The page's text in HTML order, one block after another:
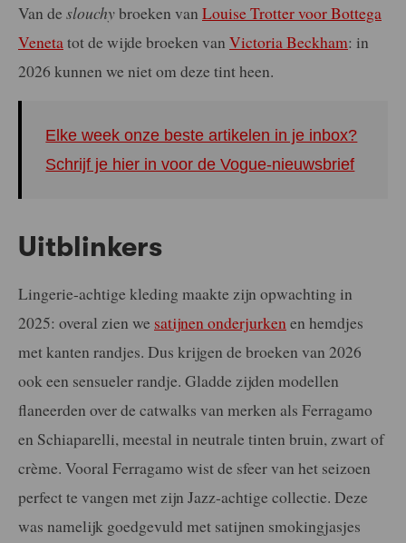
Van de slouchybroeken van Louise Trotter voor Bottega
Veneta tot de wijde broeken van Victoria Beckham: in
2026 kunnen we niet om deze tint heen.
Elke week onze beste artikelen in je inbox?
Schrijf je hier in voor de Vogue-nieuwsbrief
Uitblinkers
Lingerie-achtige kleding maakte zijn opwachting in
2025: overal zien we satijnen onderjurkenen hemdjes
met kanten randjes. Dus krijgen de broeken van 2026
ook een sensueler randje. Gladde zijden modellen
flaneerden over de catwalks van merken als Ferragamo
en Schiaparelli, meestal in neutrale tinten bruin, zwart of
crème. Vooral Ferragamo wist de sfeer van het seizoen
perfect te vangen met zijn Jazz-achtige collectie. Deze
was namelijk goedgevuld met satijnen smokingjasjes